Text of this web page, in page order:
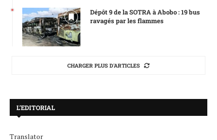
Dépôt 9 de la SOTRA à Abobo : 19 bus
ravagés par les flammes
CHARGER PLUS D'ARTICLES
L’EDITORIAL
Translator